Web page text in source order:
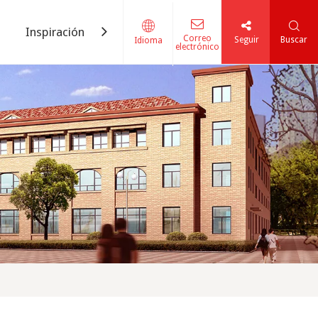
Inspiración Contáctenos
Idioma
Correo
electrónico
Seguir Buscar